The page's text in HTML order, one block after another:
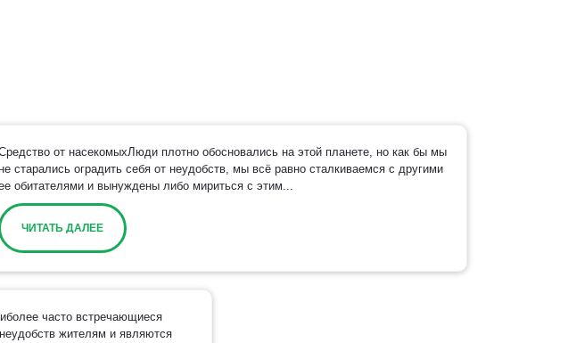
от насекомыхЛюди плотно обосновались на этой планете, но как бы мы
не старались оградить себя от неудобств, мы всё равно сталкиваемся с другими
обитателями и вынуждены либо мириться с этим...
ЧИТАТЬ ДАЛЕЕ
часто встречающиеся
жителям и являются